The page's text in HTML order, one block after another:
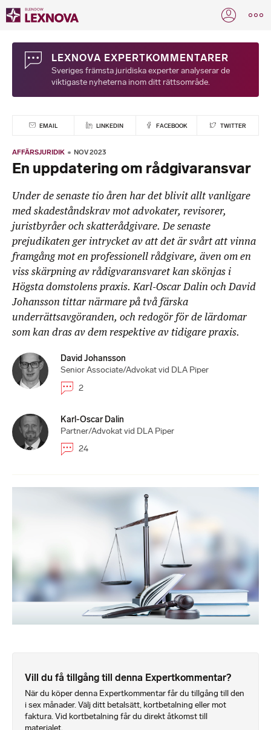
LEXNOVA EXPERTKOMMENTARER
Sveriges främsta juridiska experter analyserar de
viktigaste nyheterna inom ditt rättsområde.
EMAIL LINKEDIN FACEBOOK TWITTER
AFFÄRSJURIDIK NOV 2023
En uppdatering om rådgivaransvar
Under de senaste tio åren har det blivit allt vanligare
med skadeståndskrav mot advokater, revisorer,
juristbyråer och skatterådgivare. De senaste
prejudikaten ger intrycket av att det är svårt att vinna
framgång mot en professionell rådgivare, även om en
viss skärpning av rådigvaransvaret kan skönjas i
Högsta domstolens praxis. Karl-Oscar Dalin och David
Johansson tittar närmare på två färska
underrättsavgöranden, och redogör för de lärdomar
som kan dras av dem respektive av tidigare praxis.
David Johansson
Senior Associate/Advokat vid DLA Piper
2
Karl-Oscar Dalin
Partner/Advokat vid DLA Piper
24
Vill du få tillgång till denna Expertkommentar?
När du köper denna Expertkommentar får du tillgång till den
i sex månader. Välj ditt betalsätt, kortbetalning eller mot
faktura. Vid kortbetalning får du direkt åtkomst till
materialet.